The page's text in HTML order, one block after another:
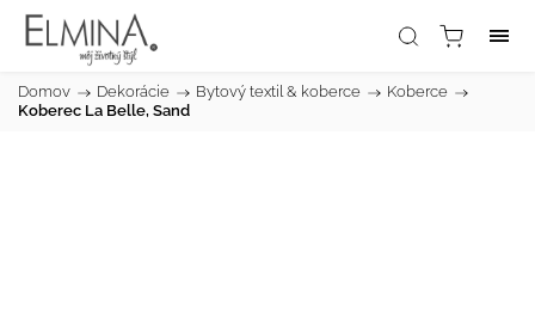
Domov / Dekorácie / Bytový textil & koberce / Koberce /
Koberec La Belle, Sand